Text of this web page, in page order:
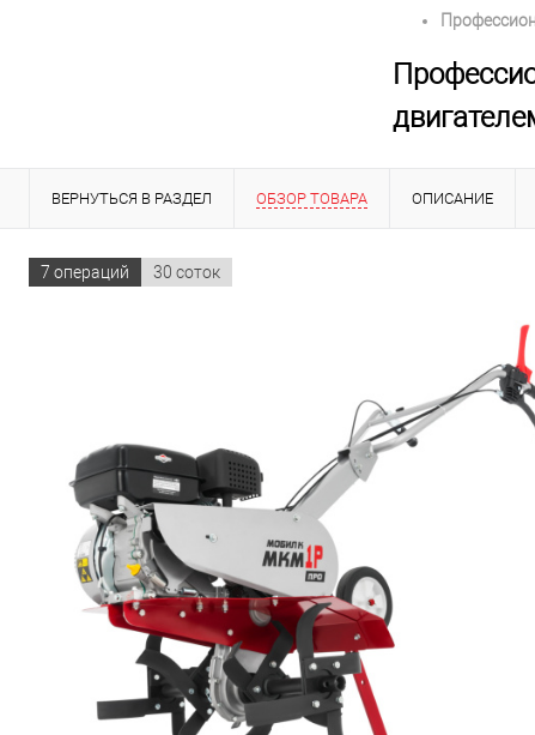
ВЕРНУТЬСЯ В РАЗДЕЛ ОБЗОР ТОВАРА ОПИСАНИЕ
ВИДЕО О КОМПАНИИ
7 операций 30 соток